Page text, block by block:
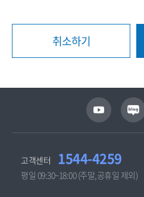
취소하기
고객센터 1544-4259
평일 09:30~18:00 (주말,공휴일 제외)